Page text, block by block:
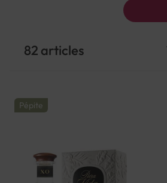
82 articles
Pépite